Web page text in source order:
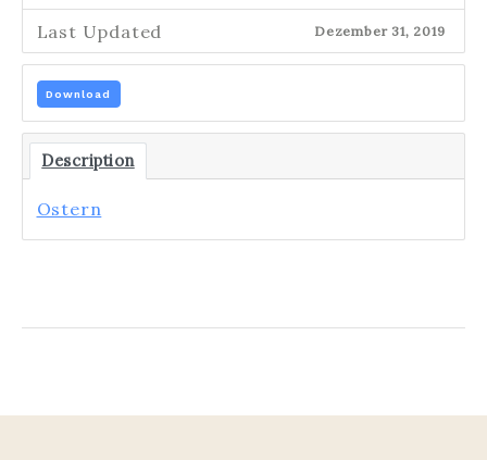
Last Updated Dezember 31, 2019
Download
Description
Ostern